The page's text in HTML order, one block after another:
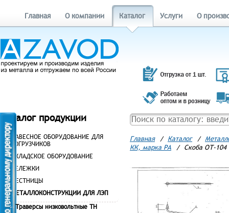
Главная О компании Каталог Услуги О
Каталог продукции
НАВЕСНОЕ ОБОРУДОВАНИЕ ДЛЯ
ПОГРУЗЧИКОВ
СКЛАДСКОЕ ОБОРУДОВАНИЕ
ТЕЛЕЖКИ
ЛЕСТНИЦЫ
МЕТАЛЛОКОНСТРУКЦИИ ДЛЯ ЛЭП
Траверсы низковольтные ТН
Главная / Каталог /
КК, марка РА
/ Скоба ОТ-